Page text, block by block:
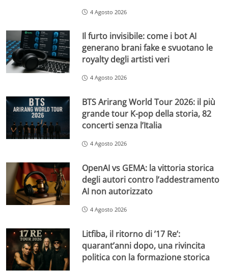
4 Agosto 2026
Il furto invisibile: come i bot AI
generano brani fake e svuotano le
royalty degli artisti veri
4 Agosto 2026
BTS Arirang World Tour 2026: il più
grande tour K-pop della storia, 82
concerti senza l’Italia
4 Agosto 2026
OpenAI vs GEMA: la vittoria storica
degli autori contro l’addestramento
AI non autorizzato
4 Agosto 2026
Litfiba, il ritorno di ’17 Re’:
quarant’anni dopo, una rivincita
politica con la formazione storica